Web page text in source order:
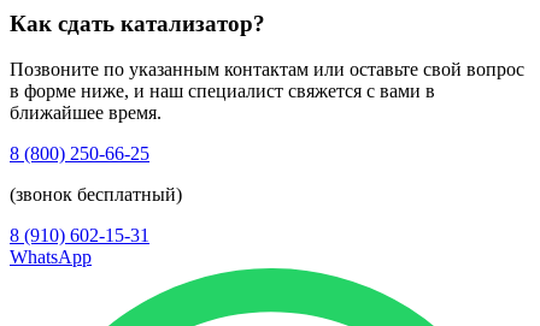
Как сдать катализатор?
Позвоните по указанным контактам или оставьте свой вопрос
в форме ниже, и наш специалист свяжется с вами в
ближайшее время.
8 (800) 250-66-25
(звонок бесплатный)
8 (910) 602-15-31
WhatsApp